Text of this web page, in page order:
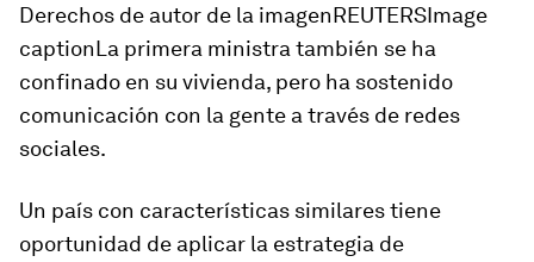
Derechos de autor de la imagenREUTERSImage
captionLa primera ministra también se ha
confinado en su vivienda, pero ha sostenido
comunicación con la gente a través de redes
sociales.
Un país con características similares tiene
oportunidad de aplicar la estrategia de